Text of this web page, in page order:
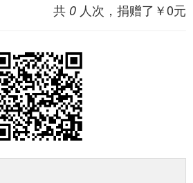
共 0 人次，捐赠了￥0元